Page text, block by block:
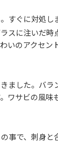
すぐに対処し
スに注いだ
いのアクセン
ました。バラ
ワサビの風味
事で、刺身